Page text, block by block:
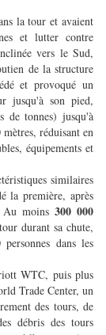
la tour et avaient
et lutter contre
vers le Sud,
de la structure
et provoqué un
jusqu'à son pied,
de tonnes) jusqu'à
mètres, réduisant en
équipements et
similaires
la première, après
Au moins300 000
durant sa chute,
personnes dans les
WTC, puis plus
Trade Center, un
des tours, de
débris des tours